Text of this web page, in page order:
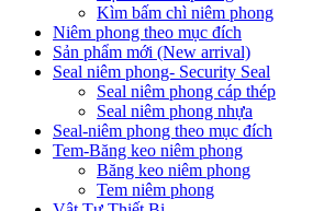
Kìm bấm chì niêm phong
Niêm phong theo mục đích
Sản phẩm mới (New arrival)
Seal niêm phong- Security Seal
Seal niêm phong cáp thép
Seal niêm phong nhựa
Seal-niêm phong theo mục đích
Tem-Băng keo niêm phong
Băng keo niêm phong
Tem niêm phong